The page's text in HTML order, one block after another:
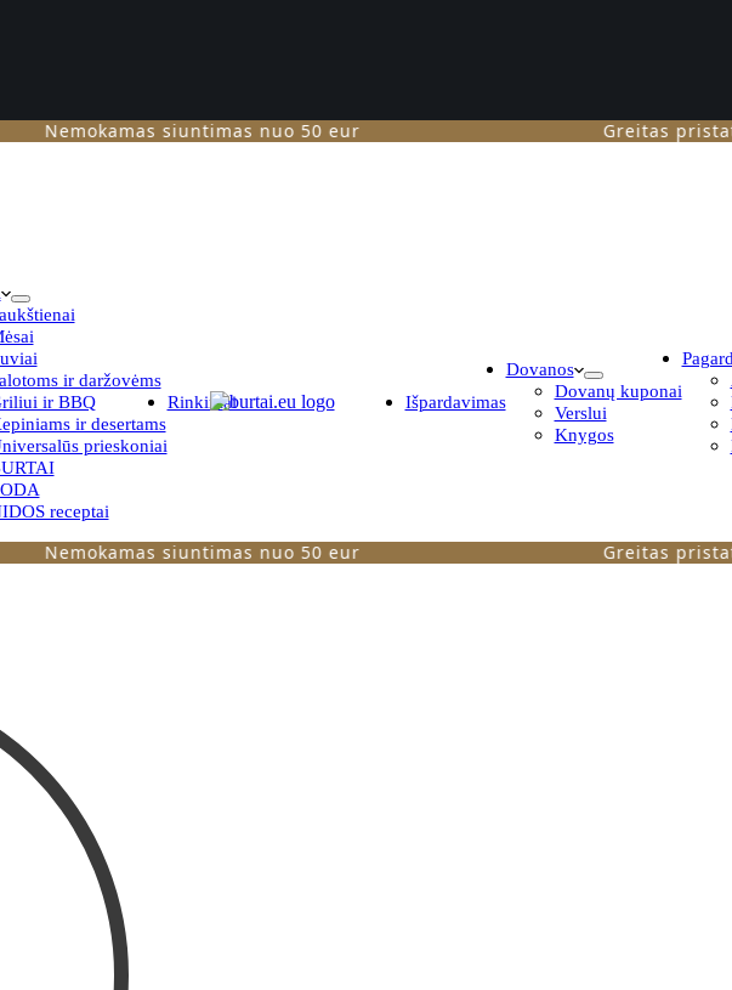
siuntimas nuo 50 eur Greitas
ir daržovėms
ir BBQ
ir desertams
prieskoniai
receptai
Rinkiniai Išpardavimas
Dovanos
Dovanų kuponai
Verslui
Knygos
siuntimas nuo 50 eur Greitas